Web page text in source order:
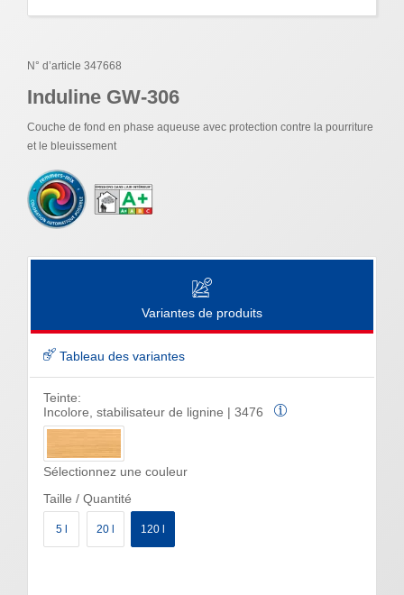
N° d’article 347668
Induline GW-306
Couche de fond en phase aqueuse avec protection contre la pourriture
et le bleuissement
Variantes de produits
Tableau des variantes
Teinte:
Incolore, stabilisateur de lignine | 3476
Sélectionnez une couleur
Taille / Quantité
5 l 20 l 120 l